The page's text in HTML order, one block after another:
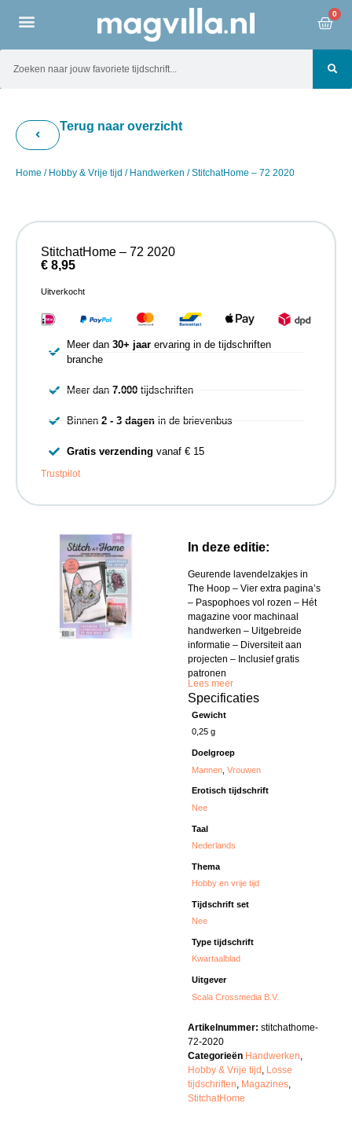
0
Terug naar overzicht
Home / Hobby & Vrije tijd / Handwerken / StitchatHome – 72 2020
In deze editie:
Geurende lavendelzakjes in
The Hoop – Vier extra pagina’s
– Paspophoes vol rozen – Hét
magazine voor machinaal
handwerken – Uitgebreide
informatie – Diversiteit aan
projecten – Inclusief gratis
patronen
Lees meer
Specificaties
Gewicht
0,25 g
Doelgroep
Mannen ,Vrouwen
Erotisch tijdschrift
Nee
Taal
Nederlands
Thema
Hobby en vrije tijd
Tijdschrift set
Nee
Type tijdschrift
Kwartaalblad
Uitgever
Scala Crossmedia B.V.
Artikelnummer: stitchathome-
72-2020
Categorieën Handwerken,
Hobby & Vrije tijd , Losse
tijdschriften, Magazines,
StitchatHome
StitchatHome – 72 2020
€ 8,95
Uitverkocht
Meer dan 30+ jaarervaring in de tijdschriften
branche
Meer dan 7.000tijdschriften
Binnen 2 - 3 dagenin de brievenbus
Gratis verzending vanaf € 15
Trustpilot